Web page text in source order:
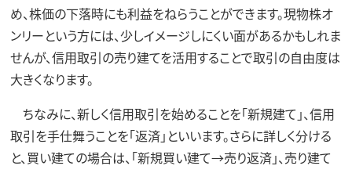
め、株価の下落時にも利益をねらうことができます。現物株オ
ンリーという方には、少しイメージしにくい面があるかもしれま
せんが、信用取引の売り建てを活用することで取引の自由度は
大きくなります。
ちなみに、新しく信用取引を始めることを「新規建て」、信用
取引を手仕舞うことを「返済」といいます。さらに詳しく分ける
と、買い建ての場合は、「新規買い建て→売り返済」、売り建て